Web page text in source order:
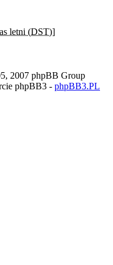
letni (DST)]
2007 phpBB Group
phpBB3 - phpBB3.PL